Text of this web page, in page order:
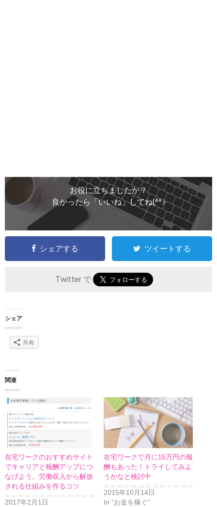
お役に立ちましたか？
良かったら「いいね」してね(^^♪
シェアする ツイートする
Twitter で
シェア
共有
関連
在宅ワークのおすすめサイト
でキャリアと報酬アップにつ
なげよう。労働収入から解放
される仕組みを作るコツ
2017年2月1日
在宅ワークで月に15万円の報
酬もあった！トライしてみよ
うかなと検討中
2015年10月14日
In “お金を稼ぐ”